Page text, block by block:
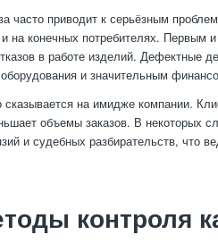
часто приводит к серьёзным
на конечных потребителях. Первым
в работе изделий. Дефектные
и значительным
сказывается на имидже компании.
объемы заказов. В некоторых
и судебных разбирательств, что
контроля